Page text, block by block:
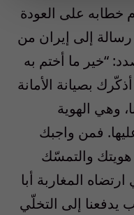
على العودة
إلى إيران من
“خير ما أختم به
بصيانة الأمانة
وهي الهوية
فمن واجبك
والتمسّك
المغاربة أبا
إلى التخلّي